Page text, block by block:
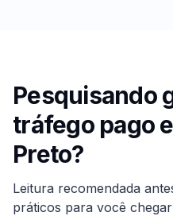
Pesquisando
tráfego pago
Preto?
Leitura recomendada
práticos para você